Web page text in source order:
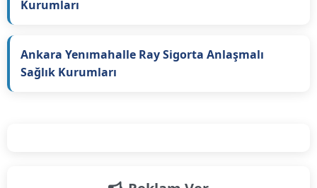
Kurumları
Ankara Yenımahalle Ray Sigorta Anlaşmalı
Sağlık Kurumları